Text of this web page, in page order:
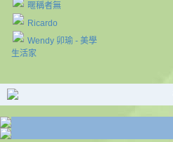
暱稱者無
Ricardo
Wendy 卯瑜 - 美學
生活家